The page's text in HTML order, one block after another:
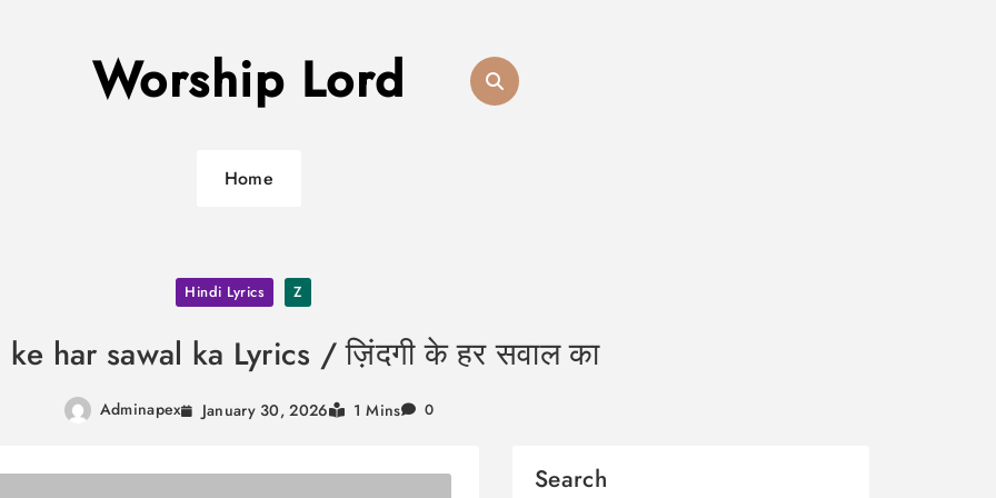
Worship Lord
Home
Hindi Lyrics Z
har sawal ka Lyrics / ज़िंदगी के हर सवाल का
Adminapex January 30, 2026 1 Mins 0
Search